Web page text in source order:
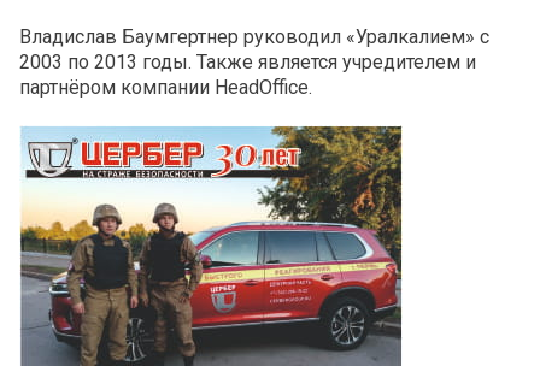
Владислав Баумгертнер руководил «Уралкалием» с
2003 по 2013 годы. Также является учредителем и
партнёром компании HeadOffice.